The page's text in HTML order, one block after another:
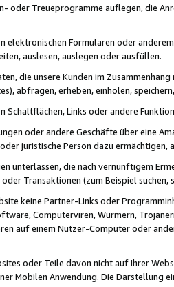
oder Treueprogramme auflegen, die
elektronischen Formularen oder
auslesen, auslegen oder ausfüllen.
die unsere Kunden im
abfragen, erheben, einholen,
Schaltflächen, Links oder andere
oder andere Geschäfte über eine
juristische Person dazu
unterlassen, die nach vernünftigem
Transaktionen (zum Beispiel
keine Partner-Links oder
Computerviren, Würmern,
auf einem Nutzer-Computer oder
oder Teile davon nicht auf Ihrer
Mobilen Anwendung. Die Darstellung